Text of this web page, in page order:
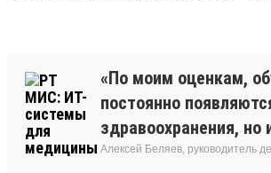
«По моим оценкам,
постоянно
здравоохранения,
Алексей Беляев, руководитель